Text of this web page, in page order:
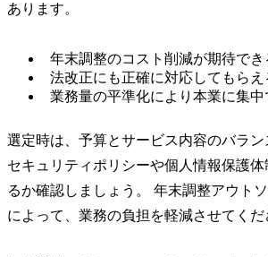
あります。
年末調整のコスト削減が期待でき
法改正にも正確に対応してもらえ
業務量の平準化により本業に集中
選定時は、予算とサービス内容のバラン
セキュリティポリシーや個人情報保護
るか確認しましょう。 年末調整アウト
によって、業務の負担を軽減させてくだ